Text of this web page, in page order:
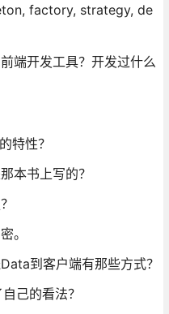
factory, strategy, de
端开发工具？开发过什么
特性？
本书上写的？
。
到客户端有那些方式？
己的看法？